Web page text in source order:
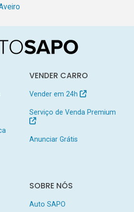
VENDER CARRO
Vender em 24h
Serviço de Venda Premium
Anunciar Grátis
SOBRE NÓS
Auto SAPO